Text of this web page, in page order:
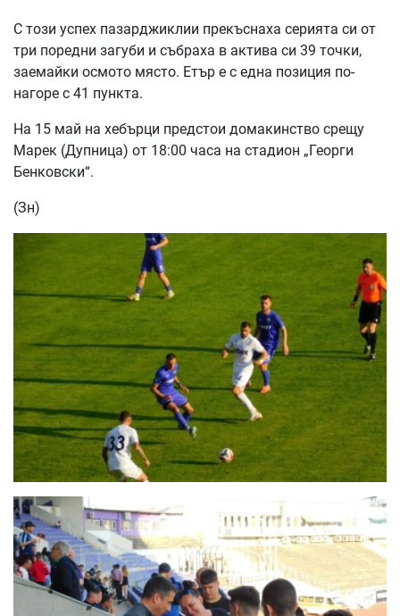
С този успех пазарджиклии прекъснаха серията си от
три поредни загуби и събраха в актива си 39 точки,
заемайки осмото място. Етър е с една позиция по-
нагоре с 41 пункта.
На 15 май на хебърци предстои домакинство срещу
Марек (Дупница) от 18:00 часа на стадион „Георги
Бенковски“.
(Зн)